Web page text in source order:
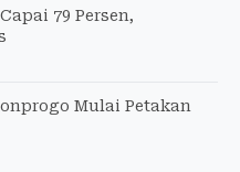
79 Persen,
Mulai Petakan